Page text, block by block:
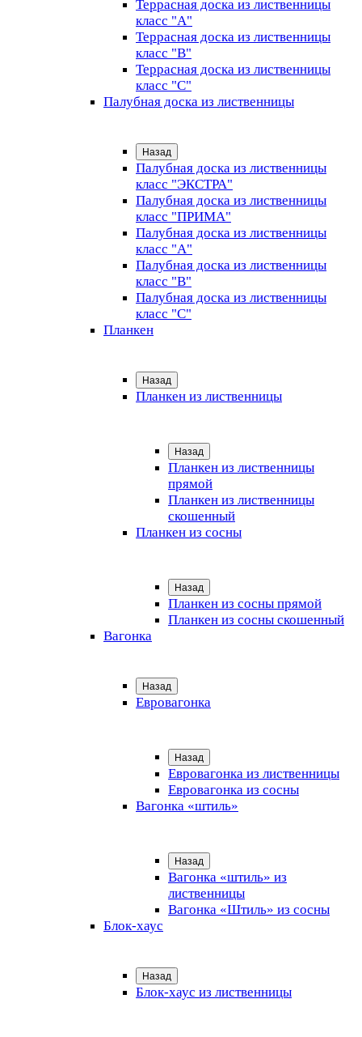
Террасная доска из лиственницы
класс "А"
Террасная доска из лиственницы
класс "B"
Террасная доска из лиственницы
класс "C"
Палубная доска из лиственницы
Назад
Палубная доска из лиственницы
класс "ЭКСТРА"
Палубная доска из лиственницы
класс "ПРИМА"
Палубная доска из лиственницы
класс "А"
Палубная доска из лиственницы
класс "B"
Палубная доска из лиственницы
класс "C"
Планкен
Назад
Планкен из лиственницы
Назад
Планкен из лиственницы
прямой
Планкен из лиственницы
скошенный
Планкен из сосны
Назад
Планкен из сосны прямой
Планкен из сосны скошенный
Вагонка
Назад
Евровагонка
Назад
Евровагонка из лиственницы
Евровагонка из сосны
Вагонка «штиль»
Назад
Вагонка «штиль» из
лиственницы
Вагонка «Штиль» из сосны
Блок-хаус
Назад
Блок-хаус из лиственницы